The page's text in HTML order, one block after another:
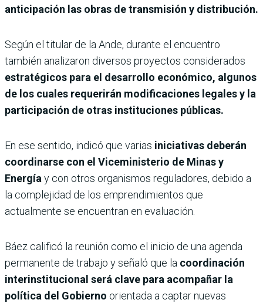
anticipación las obras de transmisión y distribución.
Según el titular de la Ande, durante el encuentro
también analizaron diversos proyectos considerados
estratégicos para el desarrollo económico, algunos
de los cuales requerirán modificaciones legales y la
participación de otras instituciones públicas.
En ese sentido, indicó que varias iniciativas deberán
coordinarse con el Viceministerio de Minas y
Energíay con otros organismos reguladores, debido a
la complejidad de los emprendimientos que
actualmente se encuentran en evaluación.
Báez calificó la reunión como el inicio de una agenda
permanente de trabajo y señaló que la coordinación
interinstitucional será clave para acompañar la
política del Gobierno orientada a captar nuevas